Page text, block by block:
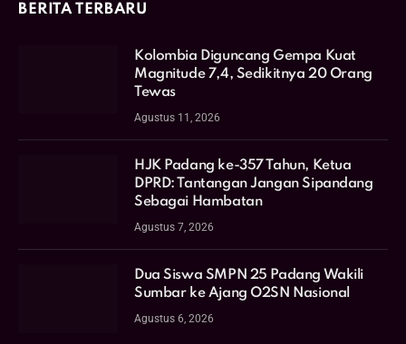
BERITA TERBARU
Kolombia Diguncang Gempa Kuat
Magnitude 7,4, Sedikitnya 20 Orang
Tewas
Agustus 11, 2026
HJK Padang ke-357 Tahun, Ketua
DPRD: Tantangan Jangan Sipandang
Sebagai Hambatan
Agustus 7, 2026
Dua Siswa SMPN 25 Padang Wakili
Sumbar ke Ajang O2SN Nasional
Agustus 6, 2026